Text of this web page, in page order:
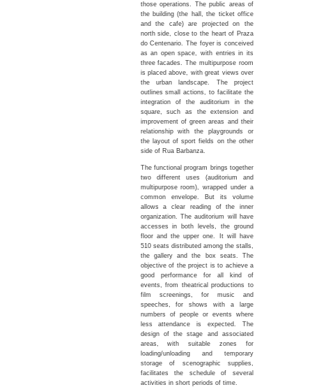
those operations. The public areas of
the building (the hall, the ticket office
and the cafe) are projected on the
north side, close to the heart of Praza
do Centenario. The foyer is conceived
as an open space, with entries in its
three facades. The multipurpose room
is placed above, with great views over
the urban landscape. The project
outlines small actions, to facilitate the
integration of the auditorium in the
square, such as the extension and
improvement of green areas and their
relationship with the playgrounds or
the layout of sport fields on the other
side of Rua Barbanza.
The functional program brings together
two different uses (auditorium and
multipurpose room), wrapped under a
common envelope. But its volume
allows a clear reading of the inner
organization. The auditorium will have
accesses in both levels, the ground
floor and the upper one. It will have
510 seats distributed among the stalls,
the gallery and the box seats. The
objective of the project is to achieve a
good performance for all kind of
events, from theatrical productions to
film screenings, for music and
speeches, for shows with a large
numbers of people or events where
less attendance is expected. The
design of the stage and associated
areas, with suitable zones for
loading/unloading and temporary
storage of scenographic supplies,
facilitates the schedule of several
activities in short periods of time.